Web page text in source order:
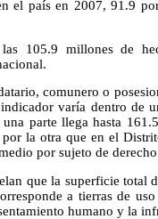
el país en 2007, 91.9
105.9 millones de
comunero o
varía dentro de
parte llega hasta
la otra que en el
por sujeto de
que la superficie total
a tierras de
humano y la